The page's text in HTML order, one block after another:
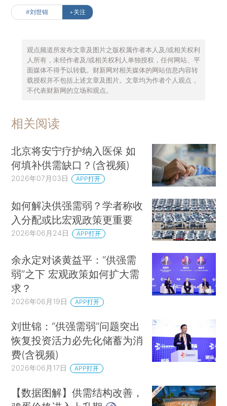
#刘世锦 +关注
观点频道所发布文章及图片之版权属作者本人及/或相关权利
人所有，未经作者及/或相关权利人单独授权，任何网站、平
面媒体不得予以转载。财新网对相关媒体的网站信息内容转
载授权并不包括上述文章及图片。文章均为作者个人观点，
不代表财新网的立场和观点。
相关阅读
北京将安宁疗护纳入医保 如
何填补供需缺口？(含视频)
2026年07月03日 APP打开
如何解决供强需弱？学者称收
入分配或比宏观政策更重要
2026年06月24日 APP打开
余永定对谈黄益平：“供强需
弱”之下 宏观政策如何扩大需
求？
2026年06月19日 APP打开
刘世锦：“供强需弱”问题突出
恢复投资活力必先化储蓄为消
费(含视频)
2026年06月17日 APP打开
【数据图解】供需结构改善，